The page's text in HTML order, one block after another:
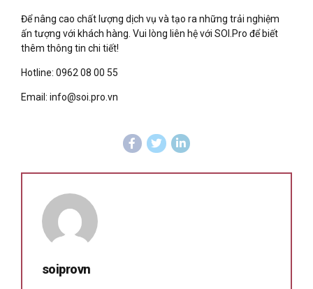
Để nâng cao chất lượng dịch vụ và tạo ra những trải nghiệm
ấn tượng với khách hàng. Vui lòng liên hệ với SOI.Pro để biết
thêm thông tin chi tiết!
Hotline: 0962 08 00 55
Email: info@soi.pro.vn
soiprovn